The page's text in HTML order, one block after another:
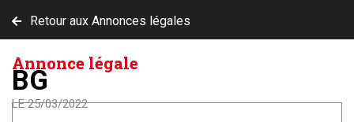
Retour aux Annonces légales
Annonce légale
BG
LE 25/03/2022